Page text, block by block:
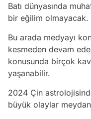
Batı dünyasında
bir eğilim
Bu arada medyayı
kesmeden devam
konusunda birçok
yaşanabilir.
2024 Çin
büyük olaylar